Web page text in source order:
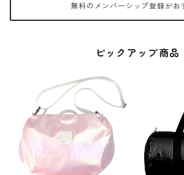
無料のメンバーシップ登録がお
ピックアップ商品